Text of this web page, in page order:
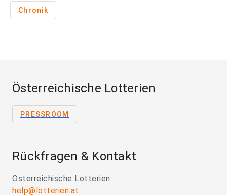
Chronik
Österreichische Lotterien
PRESSROOM
Rückfragen & Kontakt
Österreichische Lotterien
help@lotterien.at